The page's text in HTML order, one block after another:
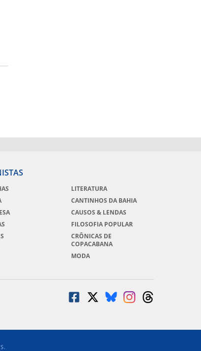
LITERATURA
CANTINHOS DA BAHIA
CAUSOS & LENDAS
FILOSOFIA POPULAR
CRÔNICAS DE
COPACABANA
MODA